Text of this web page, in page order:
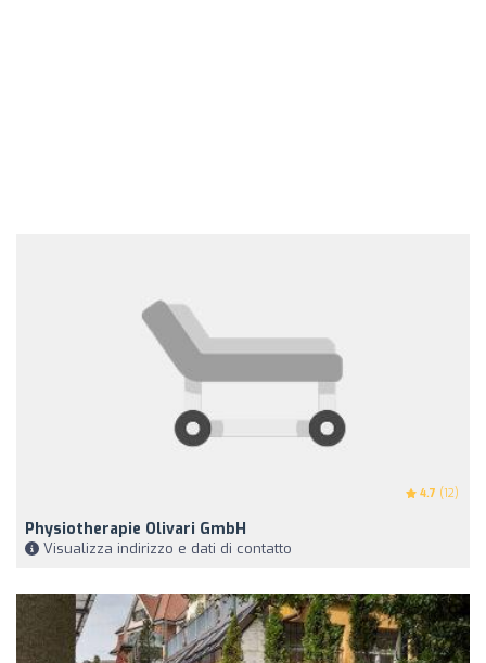
4.7 (12)
Physiotherapie Olivari GmbH
Visualizza indirizzo e dati di contatto